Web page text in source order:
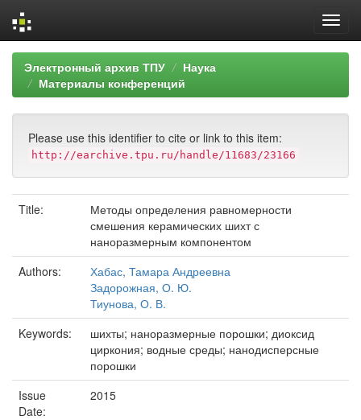
Skip
navigation
Электронный архив ТПУ
Наука
Материалы конференций
Please use this identifier to cite or link to this item:
http://earchive.tpu.ru/handle/11683/23166
Title:
Методы определения равномерности
смешения керамических шихт с
наноразмерным компонентом
Authors:
Хабас, Тамара Андреевна
Задорожная, О. Ю.
Тиунова, О. В.
Keywords:
шихты; наноразмерные порошки; диоксид
циркония; водные среды; нанодисперсные
порошки
Issue
Date:
2015